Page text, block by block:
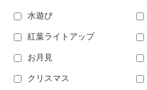
水遊び
紅葉ライトアップ
お月見
クリスマス